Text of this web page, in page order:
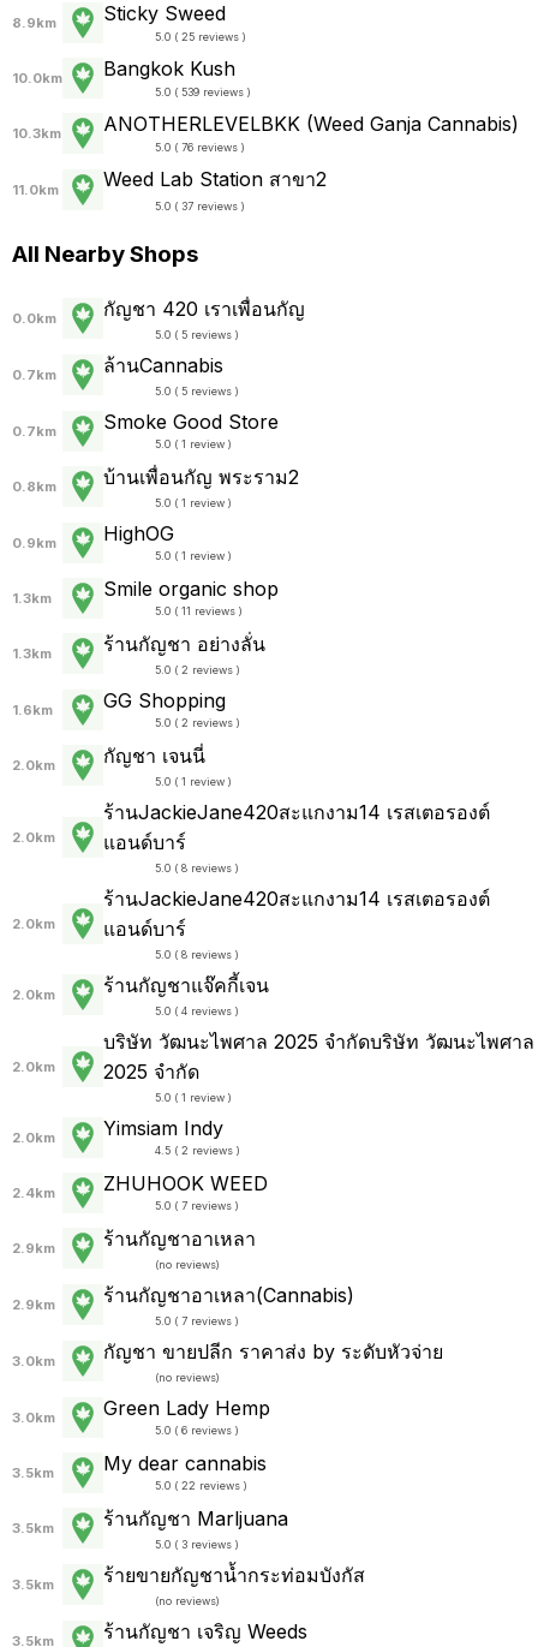
8.9km Sticky Sweed
5.0 ( 25 reviews )
10.0km Bangkok Kush
5.0 ( 539 reviews )
10.3km ANOTHERLEVELBKK (Weed Ganja Cannabis)
5.0 ( 76 reviews )
11.0km Weed Lab Station สาขา2
5.0 ( 37 reviews )
All Nearby Shops
0.0km กัญชา 420 เราเพื่อนกัญ
5.0 ( 5 reviews )
0.7km ล้านCannabis
5.0 ( 5 reviews )
0.7km Smoke Good Store
5.0 ( 1 review )
0.8km บ้านเพื่อนกัญ พระราม2
5.0 ( 1 review )
0.9km HighOG
5.0 ( 1 review )
1.3km Smile organic shop
5.0 ( 11 reviews )
1.3km ร้านกัญชา อย่างลั่น
5.0 ( 2 reviews )
1.6km GG Shopping
5.0 ( 2 reviews )
2.0km กัญชา เจนนี่
5.0 ( 1 review )
2.0km
ร้านJackieJane420สะแกงาม14 เรสเตอรองต์
แอนด์บาร์
5.0 ( 8 reviews )
2.0km
ร้านJackieJane420สะแกงาม14 เรสเตอรองต์
แอนด์บาร์
5.0 ( 8 reviews )
2.0km ร้านกัญชาแจ๊คกี้เจน
5.0 ( 4 reviews )
2.0km
บริษัท วัฒนะไพศาล 2025 จำกัดบริษัท วัฒนะไพศาล
2025 จำกัด
5.0 ( 1 review )
2.0km Yimsiam Indy
4.5 ( 2 reviews )
2.4km ZHUHOOK WEED
5.0 ( 7 reviews )
2.9km ร้านกัญชาอาเหลา
(no reviews)
2.9km ร้านกัญชาอาเหลา(Cannabis)
5.0 ( 7 reviews )
3.0km กัญชา ขายปลีก ราคาส่ง by ระดับหัวจ่าย
(no reviews)
3.0km Green Lady Hemp
5.0 ( 6 reviews )
3.5km My dear cannabis
5.0 ( 22 reviews )
3.5km ร้านกัญชา Marljuana
5.0 ( 3 reviews )
3.5km ร้ายขายกัญชาน้ำกระท่อมบังกัส
(no reviews)
3.5km ร้านกัญชา เจริญ Weeds